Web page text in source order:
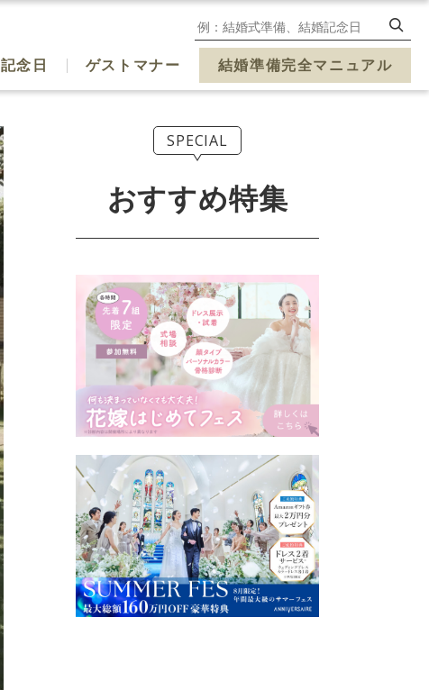
記念日 ゲストマナー 結婚準備完全マニュアル
SPECIAL
おすすめ特集